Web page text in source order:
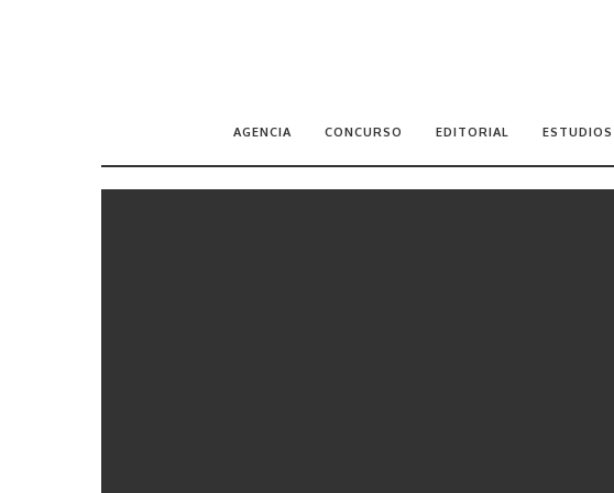
AGENCIA CONCURSO EDITORIAL ESTUDIOS